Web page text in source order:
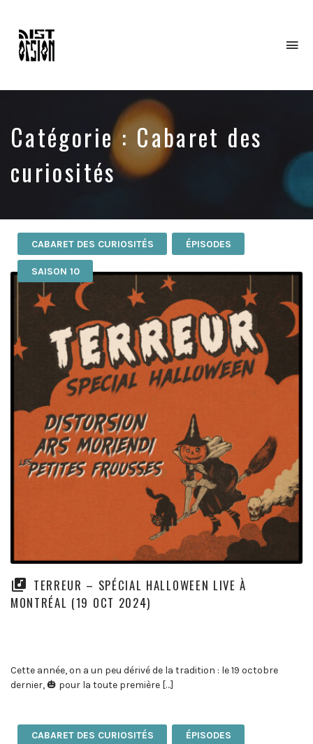
Catégorie : Cabaret des
curiosités
CABARET DES CURIOSITÉS ÉPISODES
SAISON 10
TERREUR – SPÉCIAL HALLOWEEN LIVE À
MONTRÉAL (19 OCT 2024)
Cette année, on a un peu dérivé de la tradition : le 19 octobre
dernier, 🎃 pour la toute première […]
CABARET DES CURIOSITÉS ÉPISODES